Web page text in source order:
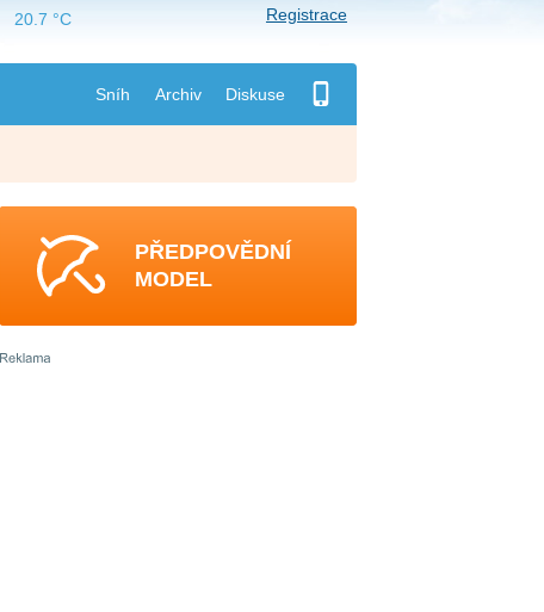
Sníh Archiv Diskuse
Registrace
20.7 °C
PŘEDPOVĚDNÍ
MODEL